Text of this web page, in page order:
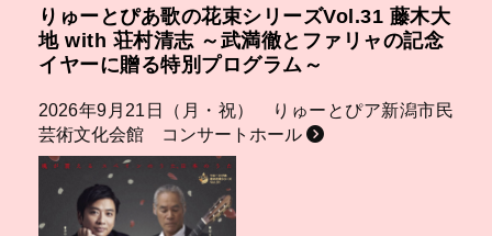
りゅーとぴあ歌の花束シリーズVol.31 藤木大
地 with 荘村清志 ～武満徹とファリャの記念
イヤーに贈る特別プログラム～
2026年9月21日（月・祝） りゅーとぴア新潟市民
芸術文化会館 コンサートホール